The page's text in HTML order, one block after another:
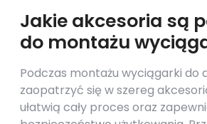
Jakie akcesoria są
do montażu
Podczas montażu wyciągarki do
zaopatrzyć się w szereg
ułatwią cały proces oraz